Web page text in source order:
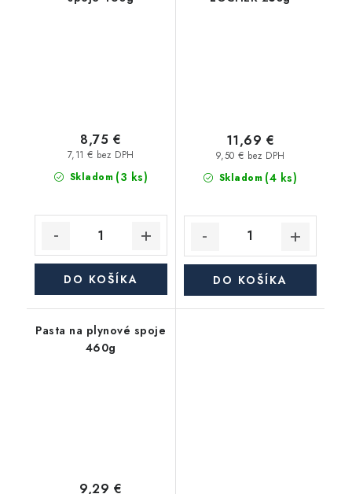
Skladom (3 ks)
7,11 € bez DPH
8,75 €
DO KOŠÍKA
Skladom (4 ks)
9,50 € bez DPH
11,69 €
DO KOŠÍKA
Pasta na plynové spoje
460g
9,29 €